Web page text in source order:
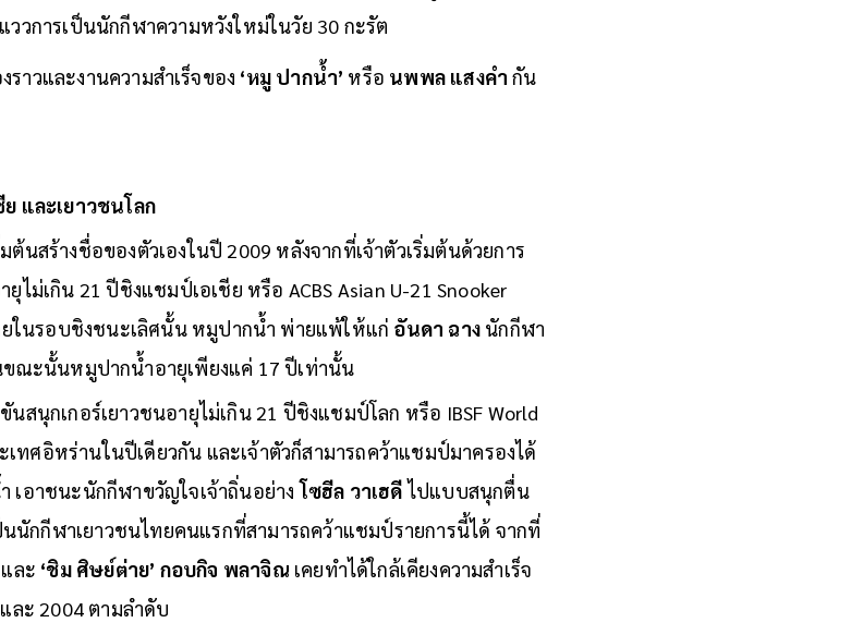
วการเป็นนักกีฬาความหวังใหม่ในวัย 30 กะรัต
าวและงานความสำเร็จของ ‘หมู ปากน้ำ’ หรือ นพพล แสงคำ กัน
และเยาวชนโลก
มต้นสร้างชื่อของตัวเองในปี 2009 หลังจากที่เจ้าตัวเริ่มต้นด้วยการ
ไม่เกิน 21 ปีชิงแชมป์เอเชีย หรือ ACBS Asian U-21 Snooker
ยในรอบชิงชนะเลิศนั้น หมูปากน้ำ พ่ายแพ้ให้แก่ อันดา ฉาง นักกีฬา
ขณะนั้นหมูปากน้ำอายุเพียงแค่ 17 ปีเท่านั้น
สนุกเกอร์เยาวชนอายุไม่เกิน 21 ปีชิงแชมป์โลก หรือ IBSF World
เทศอิหร่านในปีเดียวกัน และเจ้าตัวก็สามารถคว้าแชมป์มาครองได้
อาชนะนักกีฬาขวัญใจเจ้าถิ่นอย่าง โซฮีล วาเฮดี ไปแบบสนุกตื่น
นนักกีฬาเยาวชนไทยคนแรกที่สามารถคว้าแชมป์รายการนี้ได้ จากที่
และ ‘ชิม ศิษย์ต่าย’ กอบกิจ พลาจิณ เคยทำได้ใกล้เคียงความสำเร็จ
ละ 2004 ตามลำดับ